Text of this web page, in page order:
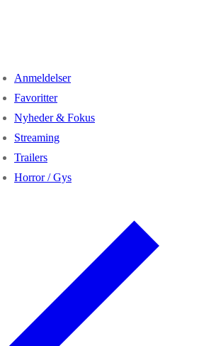
Anmeldelser
Favoritter
Nyheder & Fokus
Streaming
Trailers
Horror / Gys